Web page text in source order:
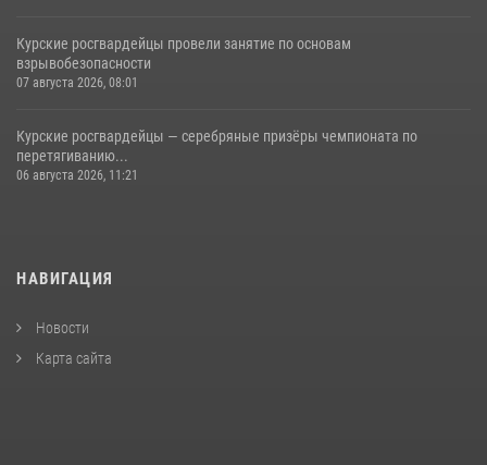
Курские росгвардейцы провели занятие по основам
взрывобезопасности
07 августа 2026, 08:01
Курские росгвардейцы — серебряные призёры чемпионата по
перетягиванию...
06 августа 2026, 11:21
НАВИГАЦИЯ
Новости
Карта сайта